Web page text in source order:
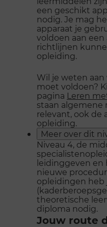
een geschikt
nodig. Je mag
apparaat je
voldoen aan
richtlijnen
opleiding.
Wil je weten
moet voldoen?
pagina Leren
staan algemene
relevant, ook de
opleiding.
Meer over dit
Niveau 4, de
leidinggeven en
nieuwe
opleidingen heb
theoretische
diploma nodig.
Jouw route